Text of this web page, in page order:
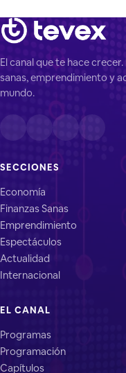
El canal que te hace
sanas, emprendimiento y
mundo.
SECCIONES
Economía
Finanzas Sanas
Emprendimiento
Espectáculos
Actualidad
Internacional
EL CANAL
Programas
Programación
Capítulos